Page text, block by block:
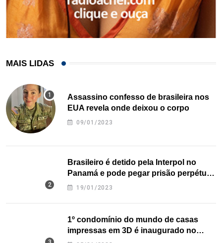
MAIS LIDAS
Assassino confesso de brasileira nos
EUA revela onde deixou o corpo
09/01/2023
Brasileiro é detido pela Interpol no
Panamá e pode pegar prisão perpétua
nos EUA
19/01/2023
1º condomínio do mundo de casas
impressas em 3D é inaugurado no
Texas